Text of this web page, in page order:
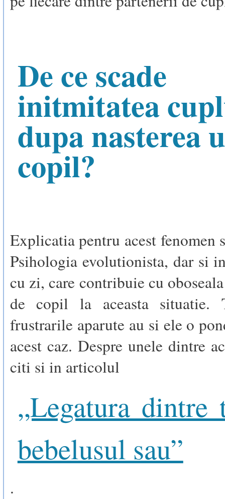
De ce scade
initmitatea
dupa nasterea
copil?
Explicatia pentru acest fenomen
Psihologia evolutionista, dar si
cu zi, care contribuie cu
de copil la aceasta situatie.
frustrarile aparute au si ele o
acest caz. Despre unele dintre
citi si in articolul
„Legatura dintre
bebelusul sau”
.